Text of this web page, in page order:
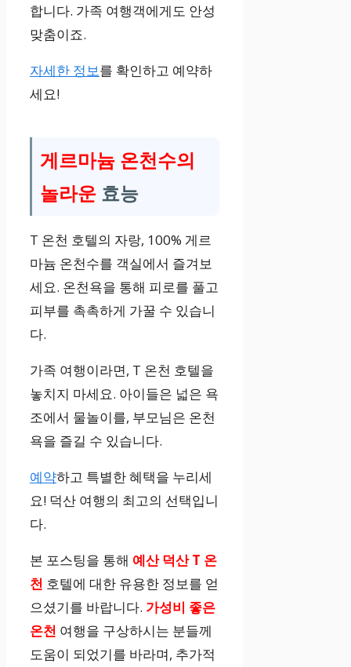
합니다. 가족 여행객에게도 안성
맞춤이죠.
자세한 정보를 확인하고 예약하
세요!
게르마늄 온천수의
놀라운 효능
T 온천 호텔의 자랑, 100% 게르
마늄 온천수를 객실에서 즐겨보
세요. 온천욕을 통해 피로를 풀고
피부를 촉촉하게 가꿀 수 있습니
다.
가족 여행이라면, T 온천 호텔을
놓치지 마세요. 아이들은 넓은 욕
조에서 물놀이를, 부모님은 온천
욕을 즐길 수 있습니다.
예약하고 특별한 혜택을 누리세
요! 덕산 여행의 최고의 선택입니
다.
본 포스팅을 통해 예산 덕산 T 온
천 호텔에 대한 유용한 정보를 얻
으셨기를 바랍니다. 가성비 좋은
온천 여행을 구상하시는 분들께
도움이 되었기를 바라며, 추가적